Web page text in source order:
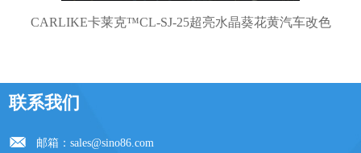
CARLIKE卡莱克™CL-SJ-25超亮水晶葵花黄汽车改色
联系我们
邮箱：sales@sino86.com